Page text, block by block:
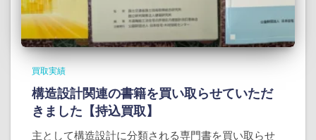
買取実績
構造設計関連の書籍を買い取らせていただ
きました【持込買取】
主として構造設計に分類される専門書を買い取らせ